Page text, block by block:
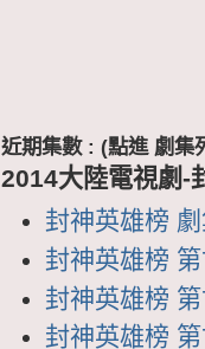
近期集數 : (點進 劇集
2014大陸電視劇-
封神英雄榜
封神英雄榜
封神英雄榜
封神英雄榜